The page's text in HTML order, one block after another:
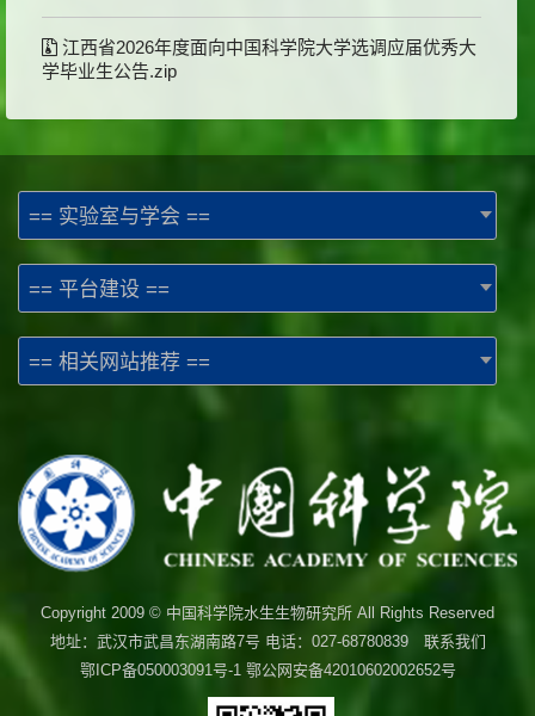
江西省2026年度面向中国科学院大学选调应届优秀大
学毕业生公告.zip
== 实验室与学会 ==
== 平台建设 ==
== 相关网站推荐 ==
Copyright 2009 © 中国科学院水生生物研究所 All Rights Reserved
地址：武汉市武昌东湖南路7号 电话：027-68780839 联系我们
鄂ICP备050003091号-1鄂公网安备42010602002652号